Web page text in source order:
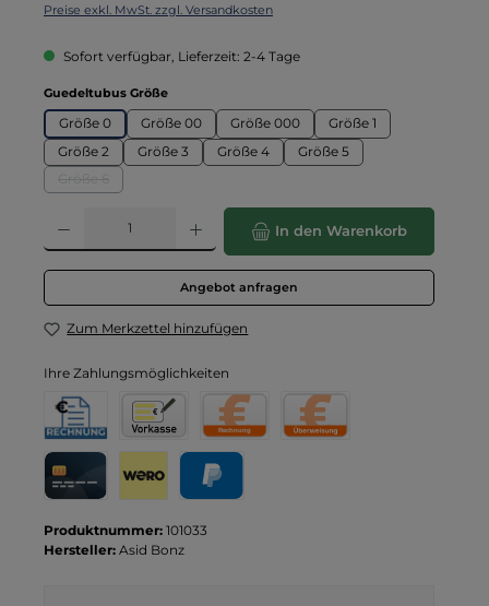
Preise exkl. MwSt. zzgl. Versandkosten
Sofort verfügbar, Lieferzeit: 2-4 Tage
Guedeltubus Größeauswählen
Größe 0 Größe 00 Größe 000
Größe 1
Größe 2
Größe 3 Größe 4
Größe 5
(Diese Option ist zurzeit nicht verfügbar.)
Produkt Anzahl: Gib den gewünschten Wert ein oder benutze die
In den Warenkorb
Angebot anfragen
Zum Merkzettel hinzufügen
Ihre Zahlungsmöglichkeiten
Produktnummer: 101033
Hersteller: Asid Bonz